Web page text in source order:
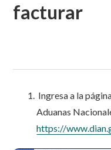
facturar
Ingresa a la
Aduanas
https://